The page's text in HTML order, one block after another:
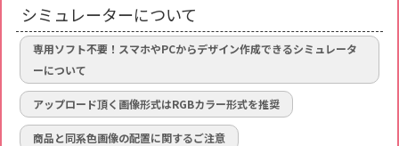
シミュレーターについて
専用ソフト不要！スマホやPCからデザイン作成できるシミュレータ
ーについて
アップロード頂く画像形式はRGBカラー形式を推奨
商品と同系色画像の配置に関するご注意